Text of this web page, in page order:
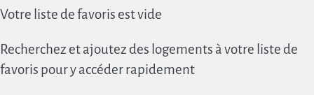
Votre liste de favoris est vide
Recherchez et ajoutez des logements à votre liste de
favoris pour y accéder rapidement